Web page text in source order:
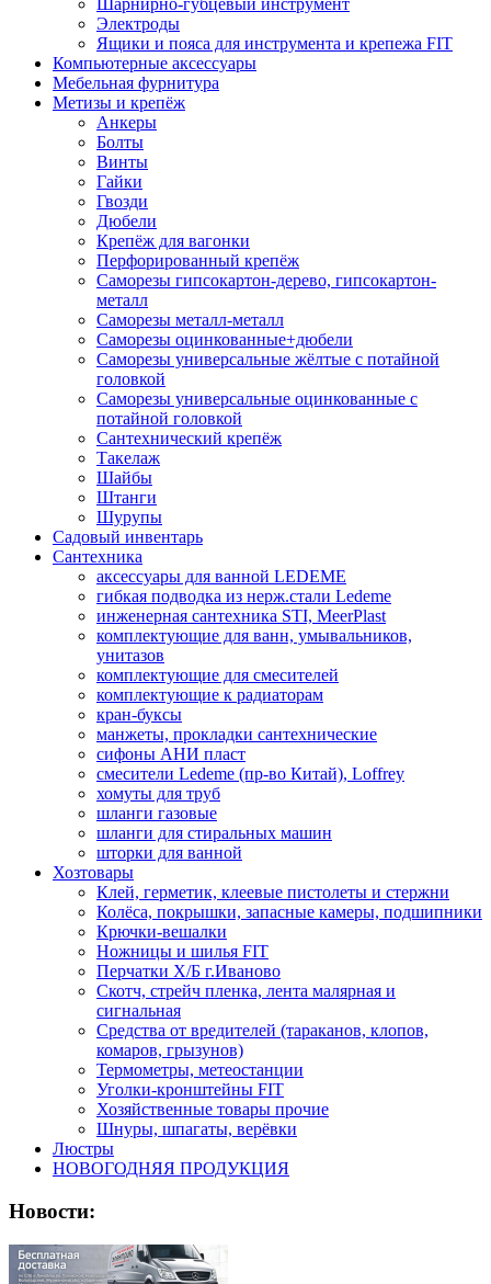
Шарнирно-губцевый инструмент
Электроды
Ящики и пояса для инструмента и крепежа FIT
Компьютерные аксессуары
Мебельная фурнитура
Метизы и крепёж
Анкеры
Болты
Винты
Гайки
Гвозди
Дюбели
Крепёж для вагонки
Перфорированный крепёж
Саморезы гипсокартон-дерево, гипсокартон-
металл
Саморезы металл-металл
Саморезы оцинкованные+дюбели
Саморезы универсальные жёлтые с потайной
головкой
Саморезы универсальные оцинкованные с
потайной головкой
Сантехнический крепёж
Такелаж
Шайбы
Штанги
Шурупы
Садовый инвентарь
Сантехника
аксессуары для ванной LEDEME
гибкая подводка из нерж.стали Ledeme
инженерная сантехника STI, MeerPlast
комплектующие для ванн, умывальников,
унитазов
комплектующие для смесителей
комплектующие к радиаторам
кран-буксы
манжеты, прокладки сантехнические
сифоны АНИ пласт
смесители Ledeme (пр-во Китай), Loffrey
хомуты для труб
шланги газовые
шланги для стиральных машин
шторки для ванной
Хозтовары
Клей, герметик, клеевые пистолеты и стержни
Колёса, покрышки, запасные камеры, подшипники
Крючки-вешалки
Ножницы и шилья FIT
Перчатки Х/Б г.Иваново
Скотч, стрейч пленка, лента малярная и
сигнальная
Средства от вредителей (тараканов, клопов,
комаров, грызунов)
Термометры, метеостанции
Уголки-кронштейны FIT
Хозяйственные товары прочие
Шнуры, шпагаты, верёвки
Люстры
НОВОГОДНЯЯ ПРОДУКЦИЯ
Новости: